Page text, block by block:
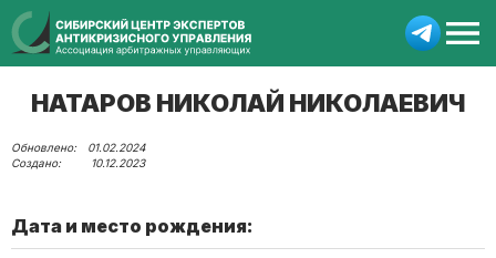
НАТАРОВ НИКОЛАЙ НИКОЛАЕВИЧ
01.02.2024
10.12.2023
Дата и место рождения: